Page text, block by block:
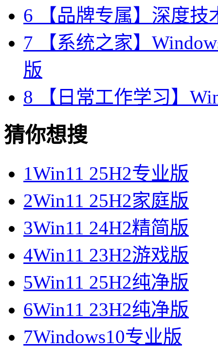
6 【品牌专属】深度技
7 【系统之家】
版
8 【日常工作学习】
猜你想搜
1Win11 25H2专业版
2Win11 25H2家庭版
3Win11 24H2精简版
4Win11 23H2游戏版
5Win11 25H2纯净版
6Win11 23H2纯净版
7Windows10专业版